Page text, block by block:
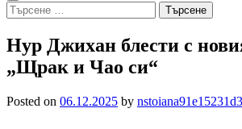
Търсене
за:
Нур Джихан блести с
„Щрак и Чао си“
Posted on 06.12.2025 by nstoiana91e15231d3